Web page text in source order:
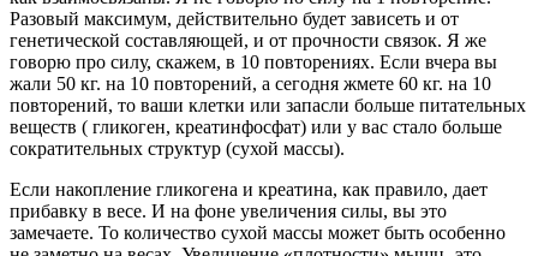
Разовый максимум, действительно будет зависеть и от
генетической составляющей, и от прочности связок. Я же
говорю про силу, скажем, в 10 повторениях. Если вчера вы
жали 50 кг. на 10 повторений, а сегодня жмете 60 кг. на 10
повторений, то ваши клетки или запасли больше питательных
веществ ( гликоген, креатинфосфат) или у вас стало больше
сократительных структур (сухой массы).
Если накопление гликогена и креатина, как правило, дает
прибавку в весе. И на фоне увеличения силы, вы это
замечаете. То количество сухой массы может быть особенно